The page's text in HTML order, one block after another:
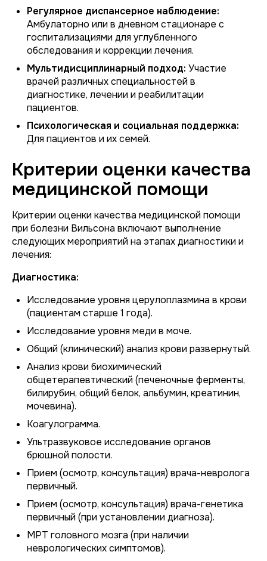
Регулярное диспансерное наблюдение:
Амбулаторно или в дневном стационаре с
госпитализациями для углубленного
обследования и коррекции лечения.
Мультидисциплинарный подход: Участие
врачей различных специальностей в
диагностике, лечении и реабилитации
пациентов.
Психологическая и социальная поддержка:
Для пациентов и их семей.
Критерии оценки качества
медицинской помощи
Критерии оценки качества медицинской помощи
при болезни Вильсона включают выполнение
следующих мероприятий на этапах диагностики и
лечения:
Диагностика:
Исследование уровня церулоплазмина в крови
(пациентам старше 1 года).
Исследование уровня меди в моче.
Общий (клинический) анализ крови развернутый.
Анализ крови биохимический
общетерапевтический (печеночные ферменты,
билирубин, общий белок, альбумин, креатинин,
мочевина).
Коагулограмма.
Ультразвуковое исследование органов
брюшной полости.
Прием (осмотр, консультация) врача-невролога
первичный.
Прием (осмотр, консультация) врача-генетика
первичный (при установлении диагноза).
МРТ головного мозга (при наличии
неврологических симптомов).